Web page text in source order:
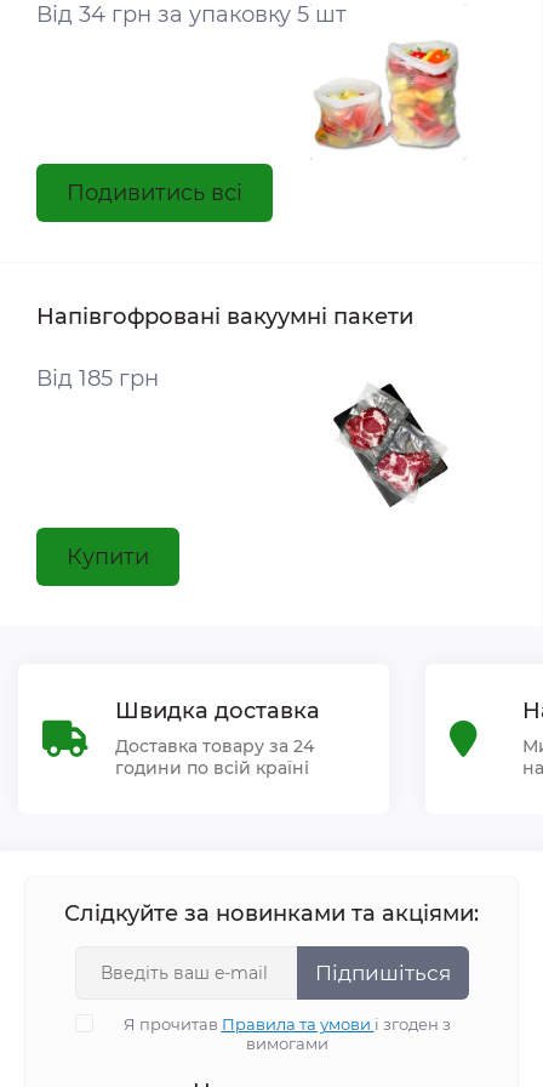
Від 34 грн за упаковку 5 шт
Подивитись всі
Напівгофровані вакуумні пакети
Від 185 грн
Купити
Швидка доставка
Доставка товару за 24
години по всій країні
Слідкуйте за новинками та акціями:
Підпишіться
Я прочитав Правила та умови і згоден з
вимогами